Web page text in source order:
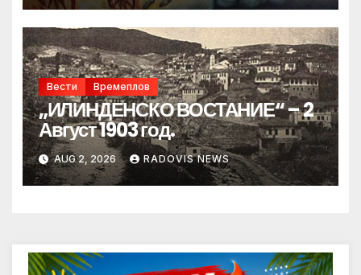
Вести Времеплов
„ИЛИНДЕНСКО ВОСТАНИЕ“ – 2
Август 1903 год.
AUG 2, 2026 RADOVIS NEWS